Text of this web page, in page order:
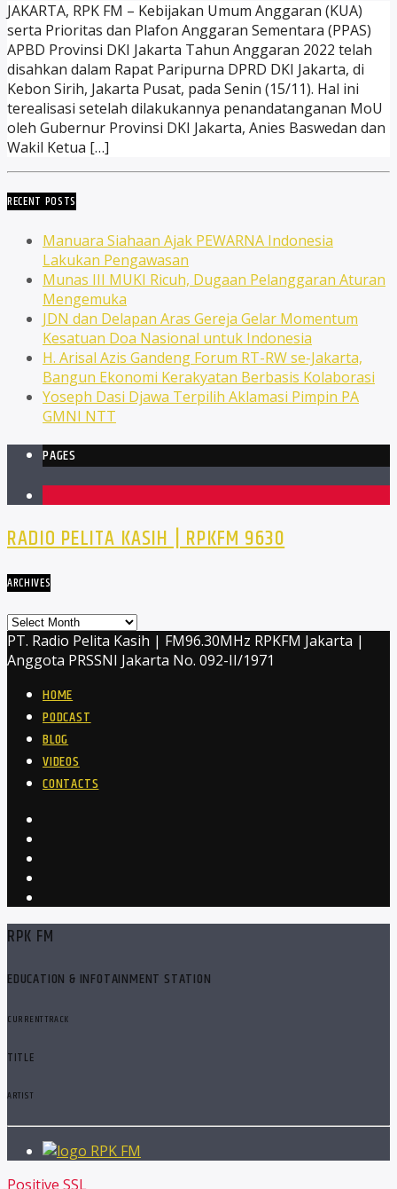
JAKARTA, RPK FM – Kebijakan Umum Anggaran (KUA)
serta Prioritas dan Plafon Anggaran Sementara (PPAS)
APBD Provinsi DKI Jakarta Tahun Anggaran 2022 telah
disahkan dalam Rapat Paripurna DPRD DKI Jakarta, di
Kebon Sirih, Jakarta Pusat, pada Senin (15/11). Hal ini
terealisasi setelah dilakukannya penandatanganan MoU
oleh Gubernur Provinsi DKI Jakarta, Anies Baswedan dan
Wakil Ketua […]
RECENT POSTS
Manuara Siahaan Ajak PEWARNA Indonesia
Lakukan Pengawasan
Munas III MUKI Ricuh, Dugaan Pelanggaran Aturan
Mengemuka
JDN dan Delapan Aras Gereja Gelar Momentum
Kesatuan Doa Nasional untuk Indonesia
H. Arisal Azis Gandeng Forum RT-RW se-Jakarta,
Bangun Ekonomi Kerakyatan Berbasis Kolaborasi
Yoseph Dasi Djawa Terpilih Aklamasi Pimpin PA
GMNI NTT
PAGES
RADIO PELITA KASIH | RPKFM 9630
ARCHIVES
Archives
PT. Radio Pelita Kasih | FM96.30MHz RPKFM Jakarta |
Anggota PRSSNI Jakarta No. 092-II/1971
HOME
PODCAST
BLOG
VIDEOS
CONTACTS
RPK FM
EDUCATION & INFOTAINMENT STATION
CURRENT TRACK
TITLE
ARTIST
RPK FM
Positive SSL